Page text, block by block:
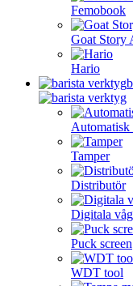
Femobook
Goat Story
Hario
Automatisk
Tamper
Distributör
Digitala
Puck screen
WDT tool